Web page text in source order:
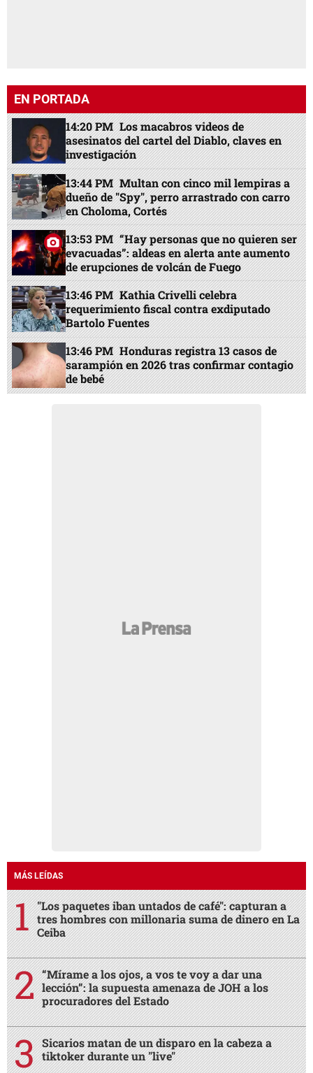
EN PORTADA
14:20 PM Los macabros videos de
asesinatos del cartel del Diablo, claves en
investigación
13:44 PM Multan con cinco mil lempiras a
dueño de "Spy", perro arrastrado con carro
en Choloma, Cortés
13:53 PM “Hay personas que no quieren ser
evacuadas”: aldeas en alerta ante aumento
de erupciones de volcán de Fuego
13:46 PM Kathia Crivelli celebra
requerimiento fiscal contra exdiputado
Bartolo Fuentes
13:46 PM Honduras registra 13 casos de
sarampión en 2026 tras confirmar contagio
de bebé
MÁS LEÍDAS
"Los paquetes iban untados de café": capturan a
tres hombres con millonaria suma de dinero en La
Ceiba
“Mírame a los ojos, a vos te voy a dar una
lección”: la supuesta amenaza de JOH a los
procuradores del Estado
Sicarios matan de un disparo en la cabeza a
tiktoker durante un "live"